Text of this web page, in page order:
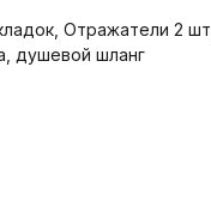
Отражатели 2 шт,
душевой шланг